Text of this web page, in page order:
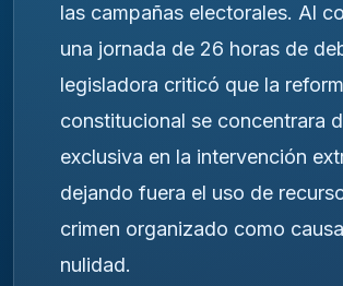
las campañas electorales. Al
una jornada de 26 horas de
legisladora criticó que la
constitucional se concentrara
exclusiva en la intervención
dejando fuera el uso de
crimen organizado como
nulidad.